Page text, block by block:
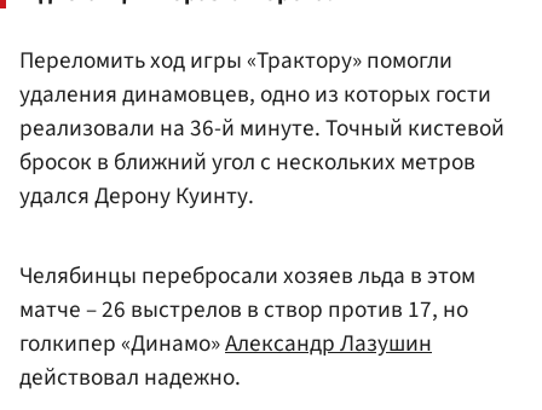
Переломить ход игры «Трактору» помогли
удаления динамовцев, одно из которых гости
реализовали на 36-й минуте. Точный кистевой
бросок в ближний угол с нескольких метров
удался Дерону Куинту.
Челябинцы перебросали хозяев льда в этом
матче – 26 выстрелов в створ против 17, но
голкипер «Динамо»Александр Лазушин
действовал надежно.